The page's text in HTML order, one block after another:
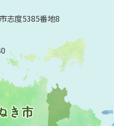
志度5385番地8